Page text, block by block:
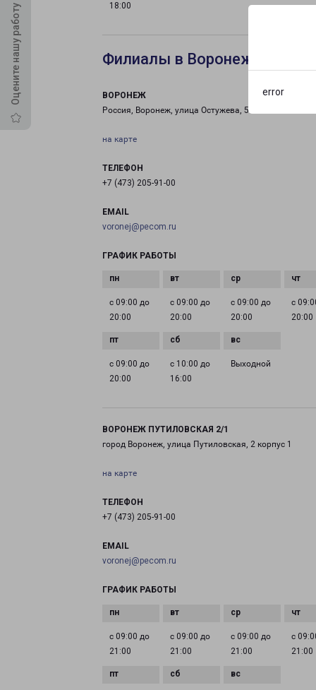
error
Оцените нашу работу
18:00
Филиалы в Воронеже
ВОРОНЕЖ
Россия, Воронеж, улица Остужева, 58
на карте
ТЕЛЕФОН
+7 (473) 205-91-00
EMAIL
voronej@pecom.ru
ГРАФИК РАБОТЫ
с 09:00 до
20:00
с 09:00 до
20:00
с 09:00 до
20:00
с
20:00
с 09:00 до
20:00
с 10:00 до
16:00
Выходной
ВОРОНЕЖ ПУТИЛОВСКАЯ 2/1
город Воронеж, улица Путиловская, 2 корпус 1
на карте
ТЕЛЕФОН
+7 (473) 205-91-00
EMAIL
voronej@pecom.ru
ГРАФИК РАБОТЫ
с 09:00 до
21:00
с 09:00 до
21:00
с 09:00 до
21:00
с
21:00